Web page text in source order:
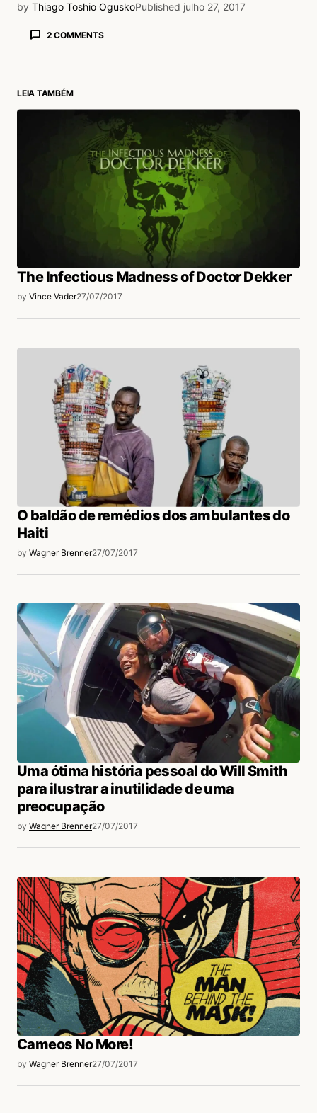
by Thiago Toshio OguskoPublished julho 27, 2017
2 COMMENTS
“Mais se você acredita” e “A duas semanas
Português. No mais, ótima matéria.
Henrique Monteiro Pinheiro
LEIA TAMBÉM
The Infectious Madness of Doctor Dekker
by Vince Vader27/07/2017
O baldão de remédios dos ambulantes do
Haiti
by Wagner Brenner27/07/2017
Uma ótima história pessoal do Will Smith
para ilustrar a inutilidade de uma
preocupação
by Wagner Brenner27/07/2017
Cameos No More!
by Wagner Brenner27/07/2017